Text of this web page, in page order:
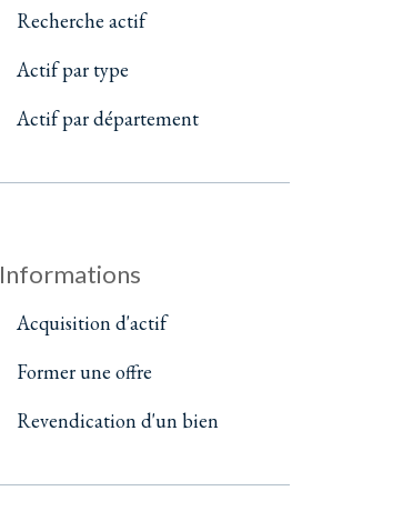
Recherche actif
Actif par type
Actif par département
Informations
Acquisition d'actif
Former une offre
Revendication d'un bien